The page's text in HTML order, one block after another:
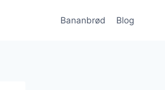
Bananbrød Blog